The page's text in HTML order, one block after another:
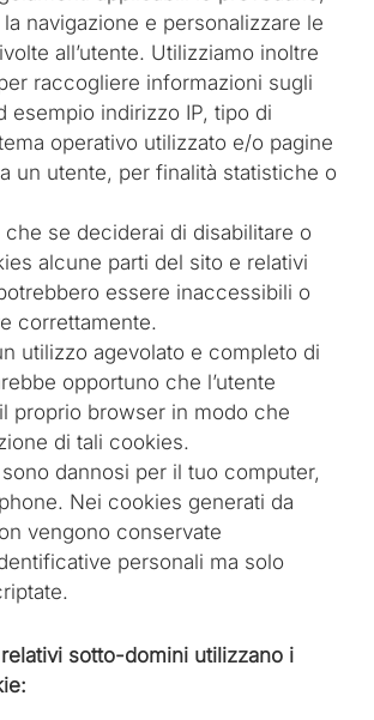
navigazione e personalizzare le
all’utente. Utilizziamo inoltre
raccogliere informazioni sugli
esempio indirizzo IP, tipo di
operativo utilizzato e/o pagine
un utente, per finalità statistiche o
se deciderai di disabilitare o
alcune parti del sito e relativi
essere inaccessibili o
correttamente.
utilizzo agevolato e completo di
opportuno che l’utente
proprio browser in modo che
di tali cookies.
dannosi per il tuo computer,
Nei cookies generati da
vengono conservate
personali ma solo
sotto-domini utilizzano i